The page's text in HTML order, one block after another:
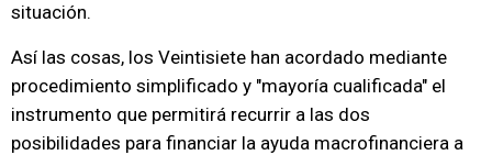
situación.
Así las cosas, los Veintisiete han acordado mediante
procedimiento simplificado y "mayoría cualificada" el
instrumento que permitirá recurrir a las dos
posibilidades para financiar la ayuda macrofinanciera a